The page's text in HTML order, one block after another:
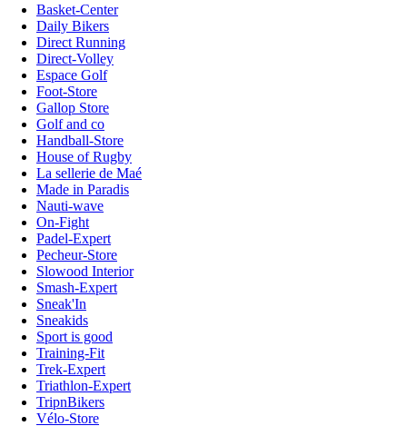
Basket-Center
Daily Bikers
Direct Running
Direct-Volley
Espace Golf
Foot-Store
Gallop Store
Golf and co
Handball-Store
House of Rugby
La sellerie de Maé
Made in Paradis
Nauti-wave
On-Fight
Padel-Expert
Pecheur-Store
Slowood Interior
Smash-Expert
Sneak'In
Sneakids
Sport is good
Training-Fit
Trek-Expert
Triathlon-Expert
TripnBikers
Vélo-Store